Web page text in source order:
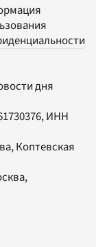
дня
ИНН
Коптевская
,